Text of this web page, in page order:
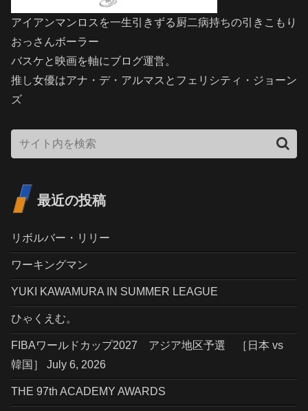
アイアンマンロスを一生引きずる厨二病持ちの引きこもり
おっさんボーラー
バスケと映画を軸にブログ運営。
推し女優はアナ・デ・アルマスとフェリシティ・ジョーン
ズ
最近の投稿
リボルバー・リリー
ワーキングマン
YUKI KAWAMURA IN SUMMER LEAGUE
ひゃくえむ。
FIBAワールドカップ2027 アジア地区予選 ［日本 vs
韓国］ July 6, 2026
THE 97th ACADEMY AWARDS